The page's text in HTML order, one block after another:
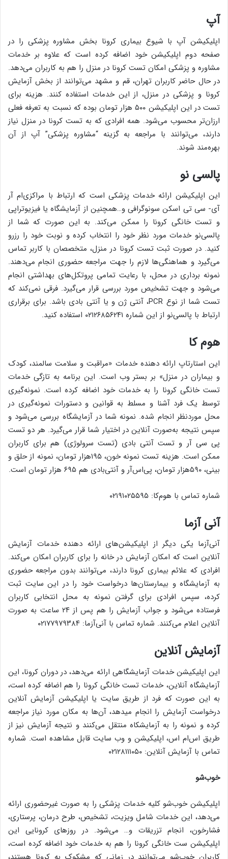
آپ
اپلیکیشن آپ با شیوع بیماری کرونا بخش مشاوره پزشکی را در
صفحه دوم اپلیکیشن خود اضافه کرده است که علاوه بر خدمات
مشاوره و پزشکی امکان تست کرونا در منزل را هم به کاربران می‌دهد.
در حال حاضر کاربران تهران، قم و مشهد می‌توانند از بخش آزمایش
کرونا و پزشکی در منزل، از این خدمات استفاده کنند. هزینه برای
تست در این اپلیکیشن ۵۰۰ هزار تومان بوده که نسبت به تعرفه فعلی
ارزان‌تر محسوب می‌شود. همه افرادی که به تست کرونا در منزل نیاز
دارند، می‌توانند با مراجعه به گزینه “مشاوره پزشکی” آپ از آن
بهره‌مند شوند.
پالسی نو
این اپلیکیشن ارائه خدمات پزشکی است که ارتباط با مراکزی‌ام آر
آی- سی تی اسکن سونوگرافی و…همچنین از آزمایشگاه یا فیزیوتراپی
و تست خانگی کرونا را ممکن می‌کند. به این صورت که شما از
پالسی‌نو خدمات مورد نظر خود را انتخاب کرده و نوبت خود را رزرو
کنید. در صورت ثبت تست کرونا در منزل، متخصصان با کاربر تماس
می‌گیرد و هماهنگی‌ها لازم را جهت مراجعه حضوری انجام می‌دهند.
نمونه برداری در محل، با رعایت تمامی پروتکل‌های بهداشتی انجام
می‌شود و جهت تشخیص مورد بررسی قرار می‌گیرد. فرقی نمی‌کند که
تست شما از نوع PCR، آنتی ژن و یا آنتی بادی باشد. برای برقراری
ارتباط با پالسی‌نو از این شماره ۰۲۱۲۶۸۵۶۲۴۱ استفاده کنید.
هوم کا
این استارتاپ ارائه دهنده خدمات «مراقبت و سلامت سالمند، کودک
و بیماران در منزل» بر بستر وب است. این برنامه به تازگی خدمات
تست خانگی کرونا را به خدمات خود اضافه کرده است. نمونه‌گیری
توسط یک فرد آشنا و مسلط به قوانین و دستورات نمونه‌گیری در
محل موردنظر انجام شده. نمونه شما در آزمایشگاه بررسی می‌شود و
سپس نتیجه به‌صورت آنلاین در اختیار شما قرار می‌گیرد. هر دو تست
پی سی آر و تست آنتی بادی (تست سرولوژی) هم برای کاربران
ممکن است. هزینه تست نمونه خون، ۱۹۵هزار تومان، نمونه از حلق و
بینی، ۵۹۰هزار تومان، پی‌اس‌آر و آنتی‌بادی هم ۶۹۵ هزار تومان است.
شماره تماس با هوم‌کا: ۰۲۱۹۱۰۲۵۵۹۵
آنی آزما
آنی‌آزما یکی دیگر از اپلیکیشن‌های ارائه دهنده خدمات آزمایش
آنلاین است که امکان آزمایش در خانه را برای کاربران امکان می‌کند.
افرادی که علائم بیماری کرونا دارند، می‌توانند بدون مراجعه حضوری
به آزمایشگاه و بیمارستان‌ها درخواست خود را در این سایت ثبت
کرده، سپس افرادی برای گرفتن نمونه به محل انتخابی کاربران
فرستاده می‌شود و جواب آزمایش را هم پس از ۲۴ ساعت به صورت
آنلاین اعلام می‌کنند. شماره تماس با آنی‌آزما: ۰۲۱۷۷۹۷۹۳۸۴
آزمایش آنلاین
این اپلیکیشن خدمات آزمایشگاهی ارائه می‌دهد، در دوران کرونا، این
آزمایشگاه آنلاین، خدمات تست خانگی کرونا را هم اضافه کرده است،
به این صورت که فرد از طریق سایت یا اپلیکیشن آزمایش آنلاین
درخواست آزمایش را انجام میدهد، آن‌ها به مکان مورد نیاز مراجعه
کرده و نمونه را به آزمایشکاه منتقل می‌کنند و نتیجه آزمایش نیز از
طریق اس‌ام اس، اپلیکیشن و وب سایت قابل مشاهده است. شماره
تماس با آزمایش آنلاین: ۰۲۱۲۸۱۱۱۰۵۰
خوب‌شو
اپلیکیشن خوب‌شو کلیه خدمات پزشکی را به صورت غیرحضوری ارائه
می‌دهد، این خدمات شامل ویزیت، تشخیص، طرح درمان، پرستاری،
فشارخون، انجام تزریقات و… می‌شود. در روزهای کرونایی این
اپلیکیشن ست خانگی کرونا را هم به خدمات خود اضافه کرده است،